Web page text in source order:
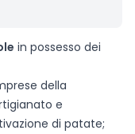
in possesso dei
della
e
di patate;